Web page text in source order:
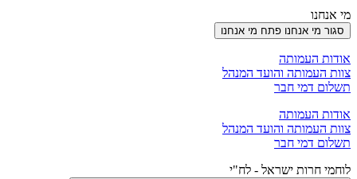
מי אנחנו
סגור מי אנחנו פתח מי אנחנו
אודות העמותה
צוות העמותה והועד המנהל
תשלום דמי חבר
אודות העמותה
צוות העמותה והועד המנהל
תשלום דמי חבר
לוחמי חרות ישראל - לח"י